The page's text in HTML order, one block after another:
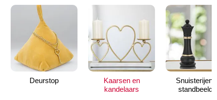
Deurstop
Kaarsen en
kandelaars
Snuisterijen